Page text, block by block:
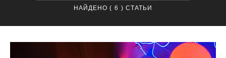
НАЙДЕНО ( 6 ) СТАТЬИ